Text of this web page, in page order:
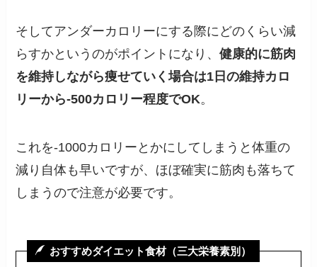
そしてアンダーカロリーにする際にどのくらい減
らすかというのがポイントになり、健康的に筋肉
を維持しながら痩せていく場合は1日の維持カロ
リーから-500カロリー程度でOK。
これを-1000カロリーとかにしてしまうと体重の
減り自体も早いですが、ほぼ確実に筋肉も落ちて
しまうので注意が必要です。
おすすめダイエット食材（三大栄養素別）